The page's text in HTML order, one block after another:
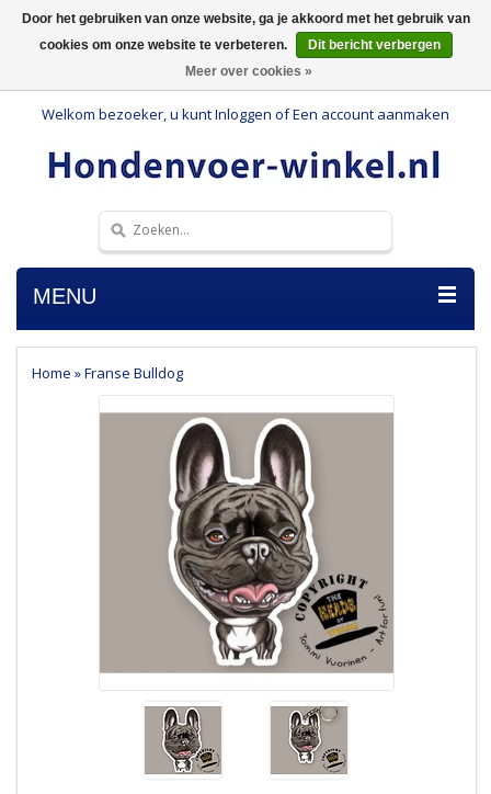
Welkom bezoeker, u kuntInloggen ofEen account aanmaken
MENU
Home »Franse Bulldog
Door het gebruiken van onze website, ga je akkoord met het gebruik van
cookies om onze website te verbeteren.
Dit bericht verbergen
Meer over cookies »